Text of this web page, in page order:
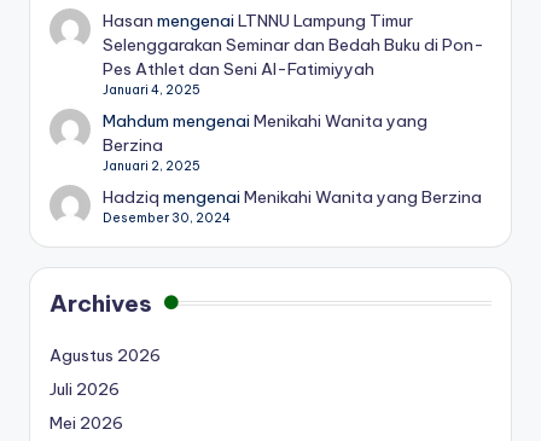
Hasan mengenaiLTNNU Lampung Timur
Selenggarakan Seminar dan Bedah Buku di Pon-
Pes Athlet dan Seni Al-Fatimiyyah
Januari 4, 2025
Mahdum mengenaiMenikahi Wanita yang
Berzina
Januari 2, 2025
Hadziq mengenaiMenikahi Wanita yang Berzina
Desember 30, 2024
Archives
Agustus 2026
Juli 2026
Mei 2026